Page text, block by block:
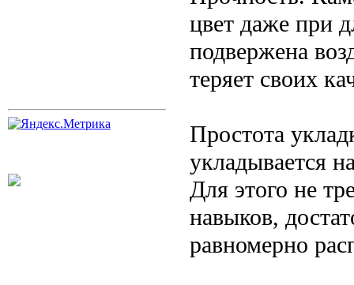
цвет даже при
подвержена
теряет своих
Простота
укладывается
Для этого не
навыков,
равномерно